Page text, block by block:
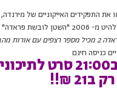
התפקידים האייקוניים של מירנדה,
דור שלם ואופנתי.
כל רגישות אחרת לאור**
₪!!